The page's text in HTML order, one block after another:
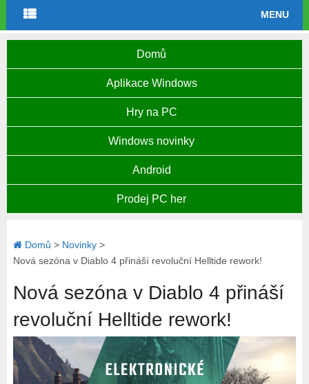
MENU
Domů
Aplikace Windows
Hry na PC
Windows novinky
Android
Prodej PC her
Domů > Novinky>
Nová sezóna v Diablo 4 přináší revoluční Helltide rework!
Nová sezóna v Diablo 4 přináší
revoluční Helltide rework!